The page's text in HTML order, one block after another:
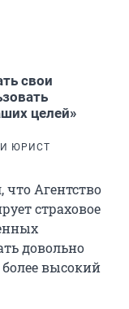
свои
целей»
ЮРИСТ
Агентство
страховое
довольно
высокий